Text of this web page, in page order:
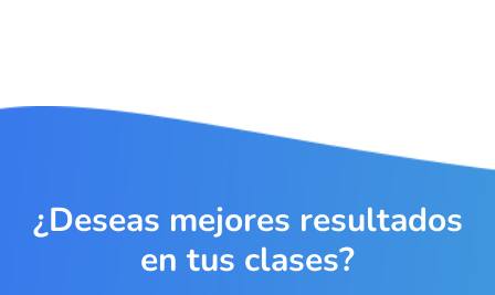
¿Deseas mejores resultados
en tus clases?